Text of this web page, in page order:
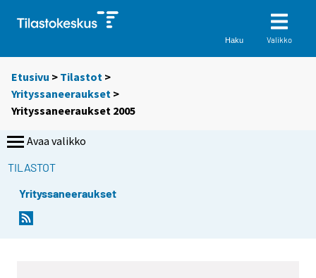
Haku Valikko
Etusivu > Tilastot >
Yrityssaneeraukset >
Yrityssaneeraukset 2005
Avaa valikko
TILASTOT
Yrityssaneeraukset